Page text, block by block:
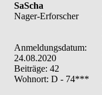
SaScha
Nager-Erforscher
Anmeldungsdatum:
24.08.2020
Beiträge: 42
Wohnort: D - 74***